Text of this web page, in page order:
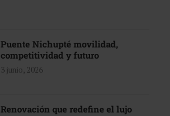
Puente Nichupté movilidad,
competitividad y futuro
3 junio, 2026
Renovación que redefine el lujo